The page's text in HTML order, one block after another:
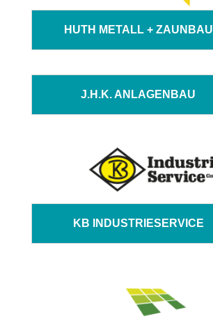
HUTH METALL + ZAUNBAU
J.H.K. ANLAGENBAU
KB INDUSTRIESERVICE